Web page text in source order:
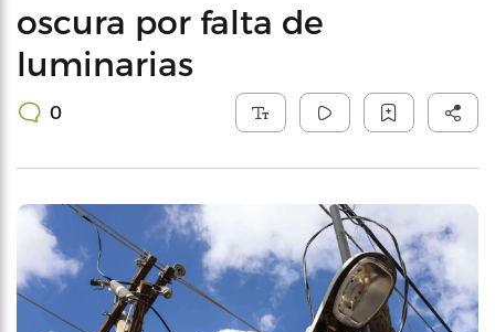
oscura por falta de
luminarias
0